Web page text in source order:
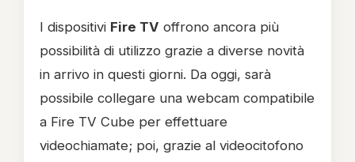
I dispositivi Fire TV offrono ancora più
possibilità di utilizzo grazie a diverse novità
in arrivo in questi giorni. Da oggi, sarà
possibile collegare una webcam compatibile
a Fire TV Cube per effettuare
videochiamate; poi, grazie al videocitofono